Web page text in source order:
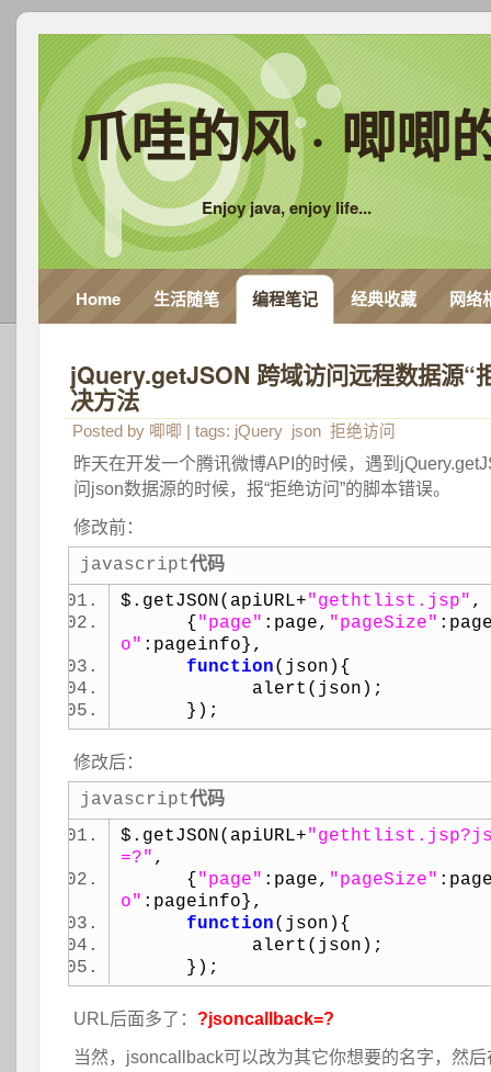
爪哇的风 · 唧唧
Enjoy java, enjoy life...
Home 生活随笔 编程笔记 经典收藏 网络
jQuery.getJSON 跨域访问远程数据源“
决方法
Posted by 唧唧 | tags: jQuery json 拒绝访问
昨天在开发一个腾讯微博API的时候，遇到
问json数据源的时候，报“拒绝访问”的脚本错误。
修改前：
javascript代码
$.getJSON(apiURL+"gethtlist.jsp"
{ "page" :page, "pageSize"
o" :pageinfo},
function(json){
alert(json);
});
修改后：
javascript代码
$.getJSON(apiURL+
=?" ,
{ "page" :page, "pageSize"
o" :pageinfo},
function(json){
alert(json);
});
URL后面多了： ?jsoncallback=?
当然，jsoncallback可以改为其它你想要的名字，然后